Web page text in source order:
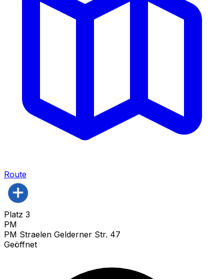
Route
Platz 3
PM
PM Straelen Gelderner Str. 47
Geöffnet